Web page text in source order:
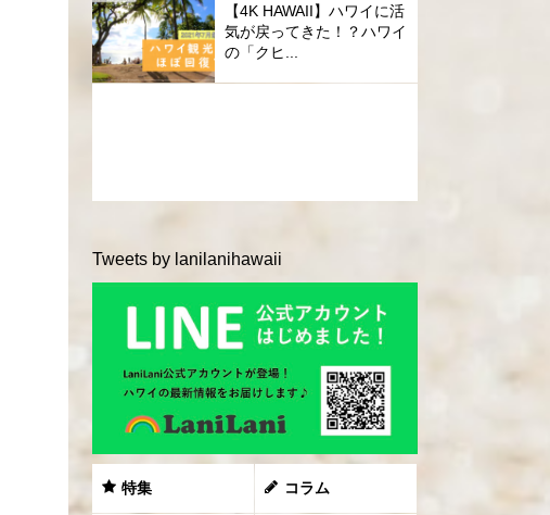
【4K HAWAII】ハワイに活
気が戻ってきた！？ハワイ
の「クヒ...
Tweets by lanilanihawaii
特集 コラム